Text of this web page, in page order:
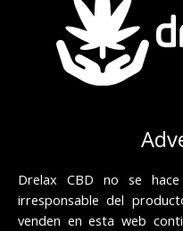
Drelax CBD no se
irresponsable del
venden en esta web